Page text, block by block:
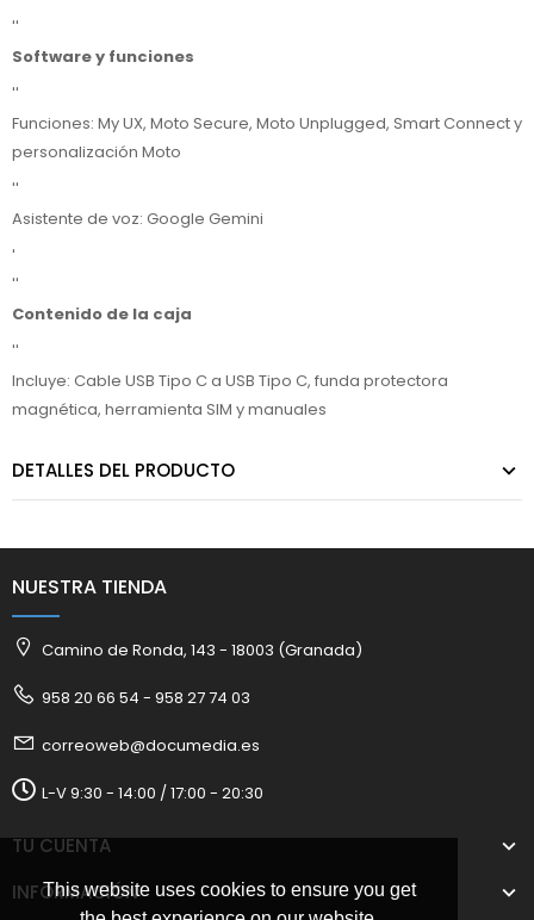
This website uses cookies to ensure you get
''
Software y funciones
''
Funciones: My UX, Moto Secure, Moto Unplugged, Smart Connect y
personalización Moto
''
Asistente de voz: Google Gemini
'
''
Contenido de la caja
''
Incluye: Cable USB Tipo C a USB Tipo C, funda protectora
magnética, herramienta SIM y manuales
DETALLES DEL PRODUCTO
NUESTRA TIENDA
Camino de Ronda, 143 - 18003 (Granada)
958 20 66 54 - 958 27 74 03
correoweb@documedia.es
L-V 9:30 - 14:00 / 17:00 - 20:30
TU CUENTA
INFORMACIÓN